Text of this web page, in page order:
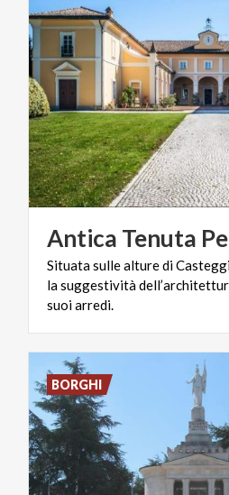
Antica Tenuta
Situata sulle alture di
la suggestività
suoi arredi.
BORGHI